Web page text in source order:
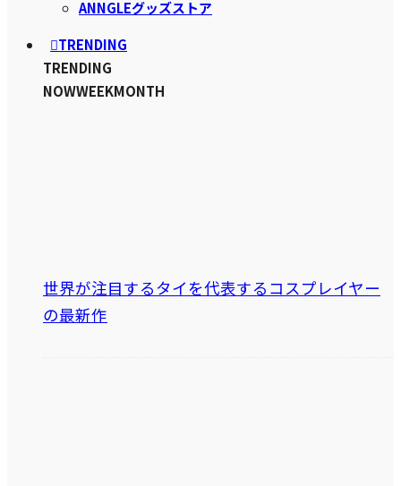
ANNGLEグッズストア
TRENDING
TRENDING
NOWWEEKMONTH
世界が注目するタイを代表するコスプレイヤー
の最新作